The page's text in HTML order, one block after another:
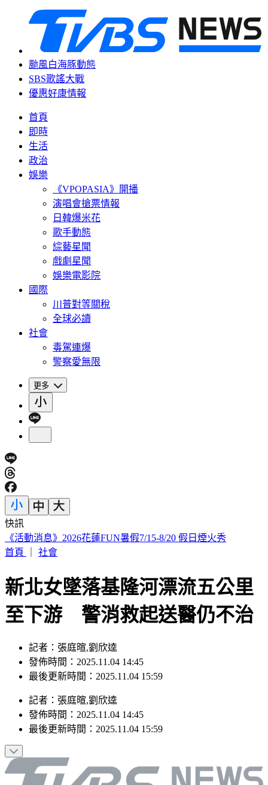
颱風白海豚動態
SBS歌謠大戰
優惠好康情報
首頁
即時
生活
政治
娛樂
《VPOPASIA》開播
演唱會搶票情報
日韓爆米花
歌手動態
綜藝星聞
戲劇星聞
娛樂電影院
國際
川普對等關稅
全球必讀
社會
毒駕連爆
警察愛無限
更多
快訊
SBS歌謠大戰／AND2BLE、ALD1飆唱神級舞台
首頁
社會
新北女墜落基隆河漂流五公里
至下游 警消救起送醫仍不治
記者：張庭暄,劉欣逵
發佈時間：2025.11.04 14:45
最後更新時間：2025.11.04 15:59
記者 ： 張庭暄,劉欣逵
發佈時間： 2025.11.04 14:45
最後更新時間： 2025.11.04 15:59